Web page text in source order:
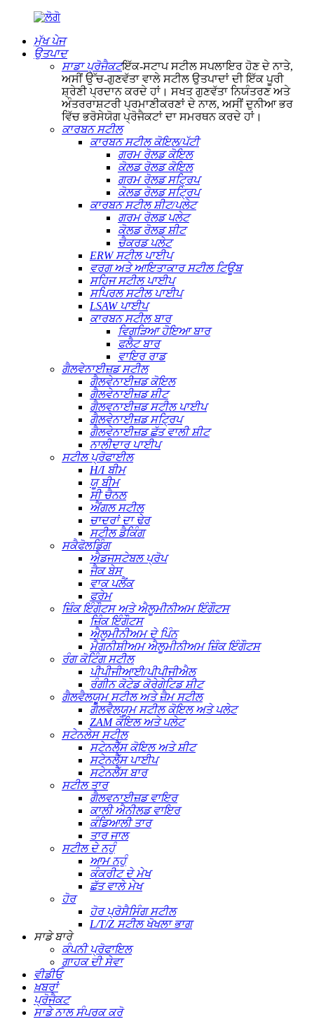
ਮੁੱਖ ਪੇਜ
ਉਤਪਾਦ
ਸਾਡਾ ਪ੍ਰੋਜੈਕਟਇੱਕ-ਸਟਾਪ ਸਟੀਲ ਸਪਲਾਇਰ ਹੋਣ ਦੇ ਨਾਤੇ,
ਅਸੀਂ ਉੱਚ-ਗੁਣਵੱਤਾ ਵਾਲੇ ਸਟੀਲ ਉਤਪਾਦਾਂ ਦੀ ਇੱਕ ਪੂਰੀ
ਸ਼੍ਰੇਣੀ ਪ੍ਰਦਾਨ ਕਰਦੇ ਹਾਂ। ਸਖਤ ਗੁਣਵੱਤਾ ਨਿਯੰਤਰਣ ਅਤੇ
ਅੰਤਰਰਾਸ਼ਟਰੀ ਪ੍ਰਮਾਣੀਕਰਣਾਂ ਦੇ ਨਾਲ, ਅਸੀਂ ਦੁਨੀਆ ਭਰ
ਵਿੱਚ ਭਰੋਸੇਯੋਗ ਪ੍ਰੋਜੈਕਟਾਂ ਦਾ ਸਮਰਥਨ ਕਰਦੇ ਹਾਂ।
ਕਾਰਬਨ ਸਟੀਲ
ਕਾਰਬਨ ਸਟੀਲ ਕੋਇਲ/ਪੱਟੀ
ਗਰਮ ਰੋਲਡ ਕੋਇਲ
ਕੋਲਡ ਰੋਲਡ ਕੋਇਲ
ਗਰਮ ਰੋਲਡ ਸਟ੍ਰਿਪ
ਕੋਲਡ ਰੋਲਡ ਸਟ੍ਰਿਪ
ਕਾਰਬਨ ਸਟੀਲ ਸ਼ੀਟ/ਪਲੇਟ
ਗਰਮ ਰੋਲਡ ਪਲੇਟ
ਕੋਲਡ ਰੋਲਡ ਸ਼ੀਟ
ਚੈਕਰਡ ਪਲੇਟ
ERW ਸਟੀਲ ਪਾਈਪ
ਵਰਗ ਅਤੇ ਆਇਤਾਕਾਰ ਸਟੀਲ ਟਿਊਬ
ਸਹਿਜ ਸਟੀਲ ਪਾਈਪ
ਸਪਿਰਲ ਸਟੀਲ ਪਾਈਪ
LSAW ਪਾਈਪ
ਕਾਰਬਨ ਸਟੀਲ ਬਾਰ
ਵਿਗੜਿਆ ਹੋਇਆ ਬਾਰ
ਫਲੈਟ ਬਾਰ
ਵਾਇਰ ਰਾਡ
ਗੈਲਵੇਨਾਈਜ਼ਡ ਸਟੀਲ
ਗੈਲਵੇਨਾਈਜ਼ਡ ਕੋਇਲ
ਗੈਲਵੇਨਾਈਜ਼ਡ ਸ਼ੀਟ
ਗੈਲਵਨਾਈਜ਼ਡ ਸਟੀਲ ਪਾਈਪ
ਗੈਲਵੇਨਾਈਜ਼ਡ ਸਟ੍ਰਿਪ
ਗੈਲਵੇਨਾਈਜ਼ਡ ਛੱਤ ਵਾਲੀ ਸ਼ੀਟ
ਨਾਲੀਦਾਰ ਪਾਈਪ
ਸਟੀਲ ਪ੍ਰੋਫਾਈਲ
H/I ਬੀਮ
ਯੂ ਬੀਮ
ਸੀ ਚੈਨਲ
ਐਂਗਲ ਸਟੀਲ
ਚਾਦਰਾਂ ਦਾ ਢੇਰ
ਸਟੀਲ ਡੈਕਿੰਗ
ਸਕੈਫੋਲਡਿੰਗ
ਐਡਜਸਟੇਬਲ ਪ੍ਰੋਪ
ਜੈਕ ਬੇਸ
ਵਾਕ ਪਲੈਂਕ
ਫਰੇਮ
ਜ਼ਿੰਕ ਇੰਗੌਟਸ ਅਤੇ ਐਲੂਮੀਨੀਅਮ ਇੰਗੌਟਸ
ਜ਼ਿੰਕ ਇੰਗੌਟਸ
ਐਲੂਮੀਨੀਅਮ ਦੇ ਪਿੰਨ
ਮੈਗਨੀਸ਼ੀਅਮ ਐਲੂਮੀਨੀਅਮ ਜ਼ਿੰਕ ਇੰਗੌਟਸ
ਰੰਗ ਕੋਟਿੰਗ ਸਟੀਲ
ਪੀਪੀਜੀਆਈ/ਪੀਪੀਜੀਐਲ
ਰੰਗੀਨ ਕੋਟੇਡ ਕੋਰੇਗੇਟਿਡ ਸ਼ੀਟ
ਗੈਲਵੈਲਯੂਮ ਸਟੀਲ ਅਤੇ ਜ਼ੈਮ ਸਟੀਲ
ਗੈਲਵੈਲਯੂਮ ਸਟੀਲ ਕੋਇਲ ਅਤੇ ਪਲੇਟ
ZAM ਕੋਇਲ ਅਤੇ ਪਲੇਟ
ਸਟੇਨਲੇਸ ਸਟੀਲ
ਸਟੇਨਲੈੱਸ ਕੋਇਲ ਅਤੇ ਸ਼ੀਟ
ਸਟੇਨਲੈੱਸ ਪਾਈਪ
ਸਟੇਨਲੈੱਸ ਬਾਰ
ਸਟੀਲ ਤਾਰ
ਗੈਲਵਨਾਈਜ਼ਡ ਵਾਇਰ
ਕਾਲੀ ਐਨੀਲਡ ਵਾਇਰ
ਕੰਡਿਆਲੀ ਤਾਰ
ਤਾਰ ਜਾਲ
ਸਟੀਲ ਦੇ ਨਹੁੰ
ਆਮ ਨਹੁੰ
ਕੰਕਰੀਟ ਦੇ ਮੇਖ
ਛੱਤ ਵਾਲੇ ਮੇਖ
ਹੋਰ
ਹੋਰ ਪ੍ਰੋਸੈਸਿੰਗ ਸਟੀਲ
L/T/Z ਸਟੀਲ ਖੋਖਲਾ ਭਾਗ
ਸਾਡੇ ਬਾਰੇ
ਕੰਪਨੀ ਪ੍ਰੋਫਾਇਲ
ਗਾਹਕ ਦੀ ਸੇਵਾ
ਵੀਡੀਓ
ਖ਼ਬਰਾਂ
ਪ੍ਰੋਜੈਕਟ
ਸਾਡੇ ਨਾਲ ਸੰਪਰਕ ਕਰੋ